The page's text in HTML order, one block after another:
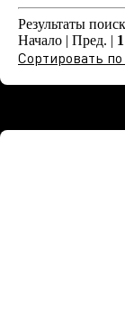
Результаты
Начало | Пред. | 1
Сортировать